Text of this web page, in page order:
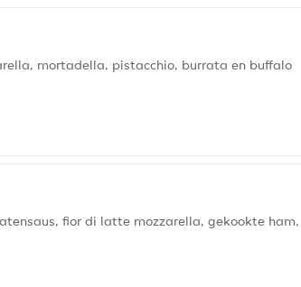
mortadella, pistacchio, burrata en buffalo
fior di latte mozzarella, gekookte ham,